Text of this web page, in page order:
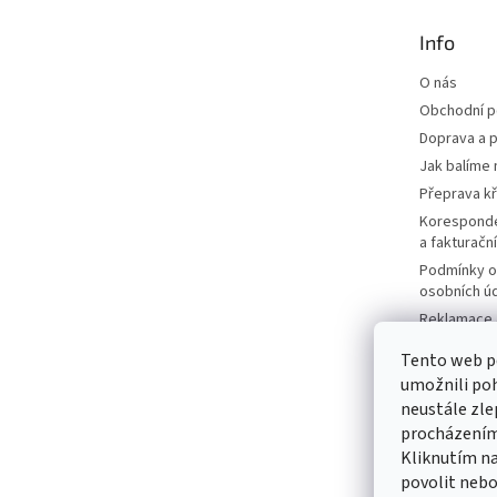
Tento web
umožnili
neustále
Kliknutím
povolit
Info
O nás
Obchodní
Doprava a
Jak balíme
Přeprava
a
Podmínky
osobních
Katalogy
Kontakty
Napište nám